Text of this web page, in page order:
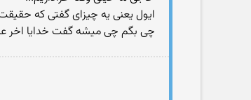
ایول یعنی یه چیزای گفتی که
چی بگم چی میشه گفت خدایا اخر